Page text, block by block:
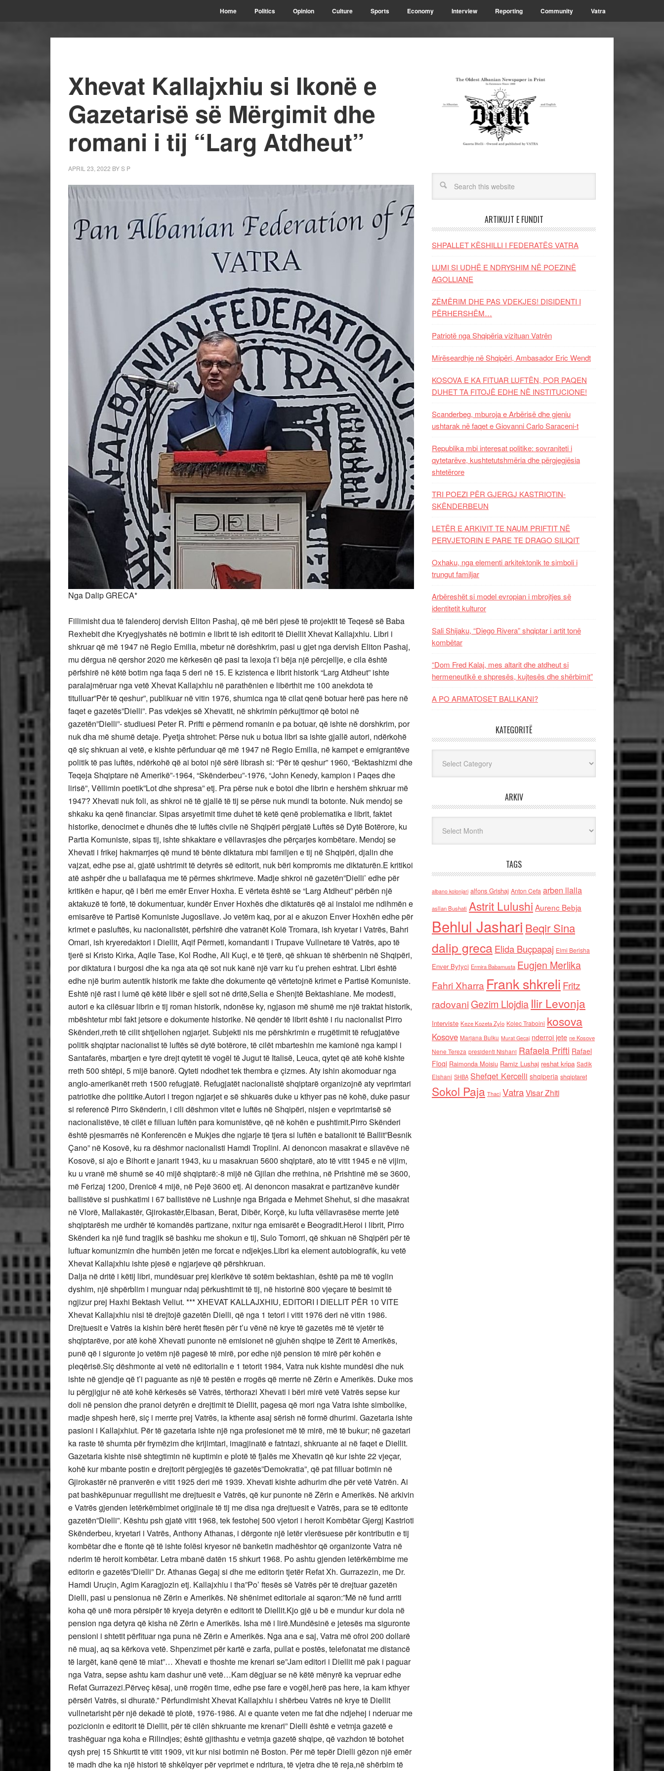
Home Politics Opinion Culture Sports Economy Interview Reporting Community Vatra
Xhevat Kallajxhiu si Ikonë e
Gazetarisë së Mërgimit dhe
romani i tij “Larg Atdheut”
APRIL 23, 2022 BYS P
Nga Dalip GRECA*
Fillimisht dua të falenderoj dervish Eliton Pashaj, që më bëri pjesë të projektit të Teqesë së Baba
Rexhebit dhe Kryegjyshatës në botimin e librit të ish editorit të Diellit Xhevat Kallajxhiu. Libri i
shkruar që më 1947 në Regio Emilia, mbetur në dorëshkrim, pasi u gjet nga dervish Eliton Pashaj,
mu dërgua në qershor 2020 me kërkesën që pasi ta lexoja t’i bëja një përcjellje, e cila është
përfshirë në këtë botim nga faqa 5 deri në 15. E kzistenca e librit historik “Larg Atdheut” ishte
paralajmëruar nga vetë Xhevat Kallajxhiu në parathënien e libërthit me 100 anekdota të
titulluar”Për të qeshur”, publikuar në vitin 1976, shumica nga të cilat qenë botuar herë pas here në
faqet e gazetës”Dielli”. Pas vdekjes së Xhevatit, në shkrimin përkujtimor që botoi në
gazetën”Dielli”- studiuesi Peter R. Prifti e përmend romanin e pa botuar, që ishte në dorshkrim, por
nuk dha më shumë detaje. Pyetja shtrohet: Përse nuk u botua libri sa ishte gjallë autori, ndërkohë
që siç shkruan ai vetë, e kishte përfunduar që më 1947 në Regio Emilia, në kampet e emigrantëve
politik të pas luftës, ndërkohë që ai botoi një sërë librash si: “Për të qeshur” 1960, “Bektashizmi dhe
Teqeja Shqiptare në Amerikë”-1964, “Skënderbeu”-1976, “John Kenedy, kampion i Paqes dhe
lirisë”, Vëllimin poetik”Lot dhe shpresa” etj. Pra përse nuk e botoi dhe librin e hershëm shkruar më
1947? Xhevati nuk foli, as shkroi në të gjallë të tij se përse nuk mundi ta botonte. Nuk mendoj se
shkaku ka qenë financiar. Sipas arsyetimit time duhet të ketë qenë problematika e librit, faktet
historike, denocimet e dhunës dhe të luftës civile në Shqipëri përgjatë Luftës së Dytë Botërore, ku
Partia Komuniste, sipas tij, ishte shkaktare e vëllavrasjes dhe përçarjes kombëtare. Mendoj se
Xhevati i frikej hakmarrjes që mund të bënte diktatura mbi familjen e tij në Shqipëri, djalin dhe
vajzat, edhe pse ai, gjatë ushtrimit të detyrës së editorit, nuk bëri kompromis me diktaturën.E kritikoi
atë ashpër dhe u ballafaqua me të përmes shkrimeve. Madje shkroi në gazetën”Dielli’ edhe për
kritikën e hapur, që i bëri me emër Enver Hoxha. E vërteta është se “Larg Atdheut” përbën një
aktakuzë të fortë, të dokumentuar, kundër Enver Hoxhës dhe diktaturës që ai instaloi me ndihmën e
emisarëve të Partisë Komuniste Jugosllave. Jo vetëm kaq, por ai e akuzon Enver Hoxhën edhe për
krimet e pasluftës, ku nacionalistët, përfshirë dhe vatranët Kolë Tromara, ish kryetar i Vatrës, Bahri
Omari, ish kryeredaktori i Diellit, Aqif Përmeti, komandanti i Trupave Vullnetare të Vatrës, apo të
tjerë si Kristo Kirka, Aqile Tase, Kol Rodhe, Ali Kuçi, e të tjerë, që shkuan të shërbenin në Shqipëri,
por diktatura i burgosi dhe ka nga ata që sot nuk kanë një varr ku t’u prehen eshtrat. Libri është
edhe një burim autentik historik me fakte dhe dokumente që vërtetojnë krimet e Partisë Komuniste.
Eshtë një rast i lumë që këtë libër e sjell sot në dritë,Selia e Shenjtë Bektashiane. Me modesti,
autori e ka cilësuar librin e tij roman historik, ndonëse ky, ngjason më shumë me një traktat historik,
mbështetur mbi fakt jetsore e dokumente historike. Në qendër të librit është i riu nacionalist Pirro
Skënderi,rreth të cilit shtjellohen ngjarjet. Subjekti nis me përshkrimin e rrugëtimit të refugjatëve
politik shqiptar nacionalist të luftës së dytë botërore, të cilët mbarteshin me kamionë nga kampi i
Santafarës, mbartjen e tyre drejt qytetit të vogël të Jugut të Italisë, Leuca, qytet që atë kohë kishte
rreth 500 shtëpi, 5 mijë banorë. Qyteti ndodhet tek thembra e çizmes. Aty ishin akomoduar nga
anglo-amerikanët rreth 1500 refugjatë. Refugjatët nacionalistë shqiptarë organizojnë aty veprimtari
patriotike dhe politike.Autori i tregon ngjarjet e së shkuarës duke u kthyer pas në kohë, duke pasur
si referencë Pirro Skënderin, i cili dëshmon vitet e luftës në Shqipëri, nisjen e veprimtarisë së
nacionalistëve, të cilët e filluan luftën para komunistëve, që në kohën e pushtimit.Pirro Skënderi
është pjesmarrës në Konferencën e Mukjes dhe ngjarje të tjera si luftën e batalionit të Ballit”Besnik
Çano” në Kosovë, ku ra dëshmor nacionalisti Hamdi Troplini. Ai denoncon masakrat e sllavëve në
Kosovë, si ajo e Bihorit e janarit 1943, ku u masakruan 5600 shqiptarë, ato të vitit 1945 e në vijim,
ku u vranë më shumë se 40 mijë shqiptarë:-8 mijë në Gjilan dhe rrethina, në Prishtinë më se 3600,
më Ferizaj 1200, Drenicë 4 mijë, në Pejë 3600 etj. Ai denoncon masakrat e partizanëve kundër
ballistëve si pushkatimi i 67 ballistëve në Lushnje nga Brigada e Mehmet Shehut, si dhe masakrat
në Vlorë, Mallakastër, Gjirokastër,Elbasan, Berat, Dibër, Korçë, ku lufta vëllavrasëse merrte jetë
shqiptarësh me urdhër të komandës partizane, nxitur nga emisarët e Beogradit.Heroi i librit, Pirro
Skënderi ka një fund tragjik së bashku me shokun e tij, Sulo Tomorri, që shkuan në Shqipëri për të
luftuar komunizmin dhe humbën jetën me forcat e ndjekjes.Libri ka element autobiografik, ku vetë
Xhevat Kallajxhiu ishte pjesë e ngjarjeve që përshkruan.
Dalja në dritë i këtij libri, mundësuar prej klerikëve të sotëm bektashian, është pa më të voglin dyshim, një shpërblim i munguar ndaj përkushtimit të tij, në historinë 800 vjeçare të besimit të ngjizur prej Haxhi Bektash Veliut. *** XHEVAT KALLAJXHIU, EDITORI I DIELLIT PËR 10 VITE Xhevat Kallajxhiu nisi të drejtojë gazetën Dielli, që nga 1 tetori i vitit 1976 deri në vitin 1986. Drejtuesit e Vatrës ia kishin bërë herët ftesën për t’u vënë në krye të gazetës më të vjetër të shqiptarëve, por atë kohë Xhevati punonte në emisionet në gjuhën shqipe të Zërit të Amerikës, punë që i siguronte jo vetëm një pagesë të mirë, por edhe një pension të mirë për kohën e pleqërisë.Siç dëshmonte ai vetë në editorialin e 1 tetorit 1984, Vatra nuk kishte mundësi dhe nuk ishte në gjendje që t’i paguante as një të pestën e rrogës që merrte në Zërin e Amerikës. Duke mos iu përgjigjur në atë kohë kërkesës së Vatrës, tërthorazi Xhevati i bëri mirë vetë Vatrës sepse kur doli në pension dhe pranoi detyrën e drejtimit të Diellit, pagesa që mori nga Vatra ishte simbolike, madje shpesh herë, siç i merrte prej Vatrës, ia kthente asaj sërish në formë dhurimi. Gazetaria ishte pasioni i Kallajxhiut. Për të gazetaria ishte një nga profesionet më të mirë, më të bukur; në gazetari ka raste të shumta për frymëzim dhe krijimtari, imagjinatë e fatntazi, shkruante ai në faqet e Diellit. Gazetaria kishte nisë shtegtimin në kuptimin e plotë të fjalës me Xhevatin që kur ishte 22 vjeçar, kohë kur mbante postin e drejtorit përgjegjës të gazetës”Demokratia”, që pat filluar botimin në Gjirokastër në pranverën e vitit 1925 deri më 1939. Xhevati kishte adhurim dhe për vetë Vatrën. Ai pat bashkëpunuar rregullisht me drejtuesit e Vatrës, që kur punonte në Zërin e Amerikës. Në arkivin e Vatrës gjenden letërkëmbimet origjinale të tij me disa nga drejtuesit e Vatrës, para se të editonte gazetën”Dielli”. Kështu psh gjatë vitit 1968, tek festohej 500 vjetori i heroit Kombëtar Gjergj Kastrioti Skënderbeu, kryetari i Vatrës, Anthony Athanas, i dërgonte një letër vlerësuese për kontributin e tij kombëtar dhe e ftonte që të ishte folësi kryesor në banketin madhështor që organizonte Vatra në nderim të heroit kombëtar. Letra mbanë datën 15 shkurt 1968. Po ashtu gjenden letërkëmbime me editorin e gazetës”Dielli” Dr. Athanas Gegaj si dhe me editorin tjetër Refat Xh. Gurrazezin, me Dr. Hamdi Uruçin, Agim Karagjozin etj. Kallajxhiu i tha”Po’ ftesës së Vatrës për të drejtuar gazetën Dielli, pasi u pensionua në Zërin e Amerikës. Në shënimet editoriale ai sqaron:”Më në fund arriti koha që unë mora përsipër të kryeja detyrën e editorit të Diellit.Kjo gjë u bë e mundur kur dola në pension nga detyra që kisha në Zërin e Amerikës. Isha më i lirë.Mundësinë e jetesës ma siguronte pensioni i shtetit përfituar nga puna në Zërin e Amerikës. Nga ana e saj, Vatra më ofroi 200 dollarë në muaj, aq sa kërkova vetë. Shpenzimet për kartë e zarfa, pullat e postës, telefonatat me distancë të largët, kanë qenë të miat”… Xhevati e thoshte me krenari se”Jam editori i Diellit më pak i paguar nga Vatra, sepse ashtu kam dashur unë vetë…Kam dëgjuar se në këtë mënyrë ka vepruar edhe Refat Gurrazezi.Përveç kësaj, unë rrogën time, edhe pse fare e vogël,herë pas here, ia kam kthyer përsëri Vatrës, si dhuratë.” Përfundimisht Xhevat Kallajxhiu i shërbeu Vatrës në krye të Diellit vullnetarisht për një dekadë të plotë, 1976-1986. Ai e quante veten me fat dhe ndjehej i nderuar me pozicionin e editorit të Diellit, për të cilën shkruante me krenari” Dielli është e vetmja gazetë e trashëguar nga koha e Rilindjes; është gjithashtu e vetmja gazetë shqipe, që vazhdon të botohet qysh prej 15 Shkurtit të vitit 1909, vit kur nisi botimin në Boston. Për më tepër Dielli gëzon një emër të madh dhe ka një histori të shkëlqyer për veprimet e ndritura, të vjetra dhe të reja,në shërbim të Atdheut dhe popullit shqiptar, me Vatrën famëmadhe në krye. Përveç këtyre, Dielli ka patur si editor atdhetarë të shquar, të cilët kanë lënë gjurmë të pashlyeshme. Të gjitha këto hynin në rezonancë me shpirtin rilindas të Kallajxhiut. Mbi të gjithë, Dielli ka patur editor dhe të dy kolosët e patriotizmit, të kulturës e të gazetarisë shqiptare:Fan S. Nolin dhe Faik Konicën. Ishin të gjithë këta faktorë që Xhevat Kallajxhiu e priti me gëzim emërimin si editor i gazetës Dielli dhe pa përfillur distancën e shtëpisë së tij, që ndodhej në adresën: 3415 Lorring Dr. Apt.# 202-Forestville, MD 20028) me Bostonin, ku ishin zyrat e Vatrës. Kur kishte mbushë 8 vjet në krye të Diellit, në një shënim editorial, ai shkruan sërish për motivet që i dhanë shtysën për të drejtuar gazetën Dielli.Citoj:”I frymëzuar nga ndjenja e atdhedashurisë dhe ndjenja e përgjegjësisë, vendosa që në pozicionin e editorit, të bëja diçka konkrete, dhe të lija gjurmë në veprimet në shërbim të vendit të lindjes, të kauzave të mëdha kombëtare dhe të komunitetit shqiptar në Amerikë”. Natyrisht nuk e pati të lehtë.Kur e mori drejtimin e gazetës, niveli kishte rënë dhe nuk e kishte më lavdinë e kolosve, financat për të përballuar botimin, ishin në pikë të hallit, por ai kishte besim se do t’ia dilte. Xhevati shkruante: “Vendosa që ta nxjerr Diellin nga gjendja e një gazete lokale dhe ta ngrija në shkallën e një gazete kombëtare e ndërkombëtare, ashtu siç ishte dikur”. Natyrisht kjo nuk ishte e lehtë që të realizohej, por ishte e domosdoshme sepse vetëm ashtu Diellit do t’i jepej mundësia që të lunate rol me rëndësi në çështjen Kombëtare dhe fjala e shkruar e gazetës të peshonte si në ambientet shqiptare, ashtu edhe në qarqet e huaja. Pas tetë vjetësh punë me përkushtim vetë editori Kallajxhiu konstatonte:”Lumturisht objektivi është arritur. Sot Dielli lexohet me kujdes dhe interes nga shqiptarët e çdo kategorie dhe dërgohet në çdo vend të botës së lirë, ku ka shqiptarë; dërgohet gjithasht dhe mbahet në konsideratë në Departamentin e Shtetit në Washington dhe në Ministrinë e Punëve të Jashtme në Romë, Beograd, Athinë, Ankara, po ashtu dërgohet edhe në Tiranë.” Por çfarë ndryshimesh solli Xhavat Kallajxhiu në gazetën Dielli? Ai ktheu Diellin në një tribunë të fjalës së lirë në kuptimin e drejtëpërdrejtë,ku personalitete të zotë e me aftësi profesionale, që jetonin jo vetëm në SHBA, por edhe në Evropë, kanë rrahur me seriozitet dhe dinjitet probleme të ndryshme me rëndësi kombëtare. Së dyti, solli në fokus çështjen e Kosovës dhe mbrojti me vendosmëri të drejtat etnike dhe legjitime të shqiptarëve në ish Jugosllavi. “Flamuri i Kosovës, është i sigurtë në duart e Vatrës”, shkruante Xhevat Kallajxhiu. Ai mbrojti me të gjitha format të drejtat e Njeriut, duke vënë në dispozicion faqet e gazetës.Së treti, ka denoncuar pa ndërprerje shypjet dhe padrejtësitë e regjimit të Tiranës, duke denoncuar dhunën shtetërore. Së katërti, ka përkrahur pa dallim të gjithë institucionet fetare të shqiptarëve në Amerikë e Kanada dhe ka informuar në çdo rast rreth veprimtarive të tyre, fushatave etj. Së pesti, u ka prirë përpjekjeve për mosasimilim të racës shqiptare në mërgim, duke e vënë theksin tek ruajtja e gjuhës shqipe, veçanërisht e ka bërë këtë përmes editorialeve, reportazheve, korrespondencave; ka këshilluar në vazhdimësi prindërit shqiptarë që të mos i kursejnë sakrificat e tyre për t’i pajisur fëmijët, djem e vajza, me mësimet më të larta sepse dituria është pasuria më e çmueshme që mund t’iu lënë trashëgim. Kallajxhiu e vuri gazetën Dielli në shërbim të gjithë shqiptarëve, pa dallim krahine, besimi fetar, tendencash politike atj. Me maturinë e tij, drejtpeshimin, ai iu shmang tensioneve që vinin nga partitë politike, duke mbajtur të ngritur Flamurin Kombëtar, mbi flamujt e partive. Të gjithë shihnin veten tek gazeta që editonte Xhevat Kallajxhiu. Faqet e Diellit në kohën e tij shkëlqyen nga idetë progresive kombëtare, nga faqet e ndritura të historisë së Kombit, nga portretet dhe idetë e Rilindjes Kombëtare dhe shfletimet e bëmave të tyre kombëtare, nga botimet e dokumenteve historike, nga shfletimi i historisë dhe jetës së përditshme të arbëreshëve, nga veprimtaritë e shqiptarëve në të gjithë anët e botës, historia e Amerikës etj. Përvjetorëve historikë Xhevati u kushtonte editoriale të posaçme. Kallajxhiut iu desh që të përballej edhe me kritika të ndryshme në formën e paraqitjes së gazetës. Sipas tij formati i madh nuk i shkonte më Diellit prandaj e ndryshoi dhe e bëri gazetën nga katër faqe në tetë, por me format të përgjysmuar. Me urtësi i tejkaloi kritikat, duke mos i ofenduar kritizerët, por duke i mundur me logjikë. Për këtë qëllim përdori rubrikën”Nga tryeza e Editorit”, ku bashkëbisedonte me lexuesit dhe kritikët.Ai kishte hapur rubrika të përhershme të bashkëbisedimit me lexuesit e Diellit dhe i respektonte ata duke botuar si lavdërimet ashtu dhe kritikat, kur ishin të drejta. Vlerësimet e lexuesëve ia ngrohnin shpirtin. Psh, një lexues i shkruante”Dielli po na nderon dhe për mua ka aq vlerë dhe rëndësi, sa ka dhe gazeta”The New York Times” për amerikanët…Ju lumtë!”. Reagimi i Xhevatit”Ky mesazh i shkurtër përbën për mua një shpërblim moral me rëndësi për çmimin e punës time si editor.” Megjithatë ai tregohej modest dhe shkruante ”megjithkëtë e shoh për detyrë të theksoj këtu haptazi se merita më e madhe, u takon bashkëpunëtorëve të shumtë që janë grumbulluar rreth Diellit. Dhe ky ishte një tjetër sukses i Xhevatit, ai iu imponoi respekt bashkëpunëtorëve dhe i bëri pjesë të Diellit ashtu siç mundi të gjente sponsor për botimin e Diellit, ku familje bashkatdhetarësh morën përsipër përballimin e shpenzimeve të botimit për 6 muaj deri në 1 vit. Në gjykimin tim Xhevat Kallajxhiu mbetet një ikonë e rrallë në gazetarinë e mërgimit. Kontributi i tij prej një dekade në gazetën Dielli, është me vlera jo vetëm për kohën kur shkroi dhe editoi Diellin e Vatrës, por edhe për brezat që erdhën dhe do të vijnë pas tij. Ai ishte njohës i mirë i historisë botërore, veçanërisht asaj amerikane dhe historisë shqiptare, ç’ka pasqyrohen në artikujt e tij historikë dhe në editorialet festivë e përkujtimorë. Ai e
ARTIKUJT E FUNDIT
SHPALLET KËSHILLI I FEDERATËS VATRA
LUMI SI UDHË E NDRYSHIM NË POEZINË
AGOLLIANE
ZËMËRIM DHE PAS VDEKJES! DISIDENTI I
PËRHERSHËM…
Patriotë nga Shqipëria vizituan Vatrën
Mirëseardhje në Shqipëri, Ambasador Eric Wendt
KOSOVA E KA FITUAR LUFTËN, POR PAQEN
DUHET TA FITOJË EDHE NË INSTITUCIONE!
Scanderbeg, mburoja e Arbërisë dhe gjeniu
ushtarak në faqet e Giovanni Carlo Saraceni-t
Republika mbi interesat politike: sovraniteti i
qytetarëve, kushtetutshmëria dhe përgjegjësia
shtetërore
TRI POEZI PËR GJERGJ KASTRIOTIN-
SKËNDERBEUN
LETËR E ARKIVIT TE NAUM PRIFTIT NË
PERVJETORIN E PARE TE DRAGO SILIQIT
Oxhaku, nga elementi arkitektonik te simboli i
trungut familjar
Arbëreshët si model evropian i mbrojtjes së
identitetit kulturor
Sali Shijaku, “Diego Rivera” shqiptar i artit tonë
kombëtar
“Dom Fred Kalaj, mes altarit dhe atdheut si
hermeneutikë e shpresës, kujtesës dhe shërbimit”
A PO ARMATOSET BALLKANI?
KATEGORITË
ARKIV
TAGS
albano kolonjari alfons Grishaj Anton Cefa arben llalla
asllan Bushati Astrit Lulushi Aurenc Bebja
Behlul Jashari Beqir Sina
dalip grecaElida Buçpapaj Elmi Berisha
Enver Bytyci Ermira Babamusta Eugjen Merlika
Fahri Xharra Frank shkreli Fritz
radovaniGezim Llojdia Ilir Levonja
Interviste Keze Kozeta Zylo Kolec Traboini kosova
Kosove Marjana Bulku Murat Gecaj nderroi jete ne Kosove
Nene Tereza presidenti Nishani Rafaela Prifti Rafael
Floqi Raimonda Moisiu Ramiz Lushaj reshat kripa Sadik
Elshani SHBA Shefqet Kercelli shqiperia shqiptaret
Sokol Paja Thaci VatraVisar Zhiti